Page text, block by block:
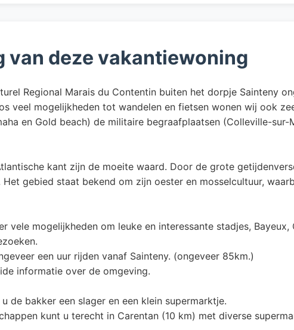
van deze vakantiewoning
Regional Marais du Contentin buiten het dorpje Sainteny
veel mogelijkheden tot wandelen en fietsen wonen wij ook
en Gold beach) de militaire begraafplaatsen (Colleville-
kant zijn de moeite waard. Door de grote
gebied staat bekend om zijn oester en mosselcultuur,
vele mogelijkheden om leuke en interessante stadjes,
een uur rijden vanaf Sainteny. (ongeveer 85km.)
informatie over de omgeving.
de bakker een slager en een klein supermarktje.
kunt u terecht in Carentan (10 km) met diverse